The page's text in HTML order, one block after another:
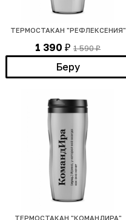
ТЕРМОСТАКАН "РЕФЛЕКСЕНИЯ"
1 390 ₽ 1 590₽
Беру
ТЕРМОСТАКАН "КОМАНДИРА"